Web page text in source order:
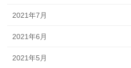
2021年7月
2021年6月
2021年5月